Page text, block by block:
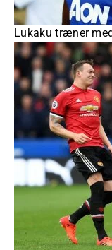
Lukaku træner